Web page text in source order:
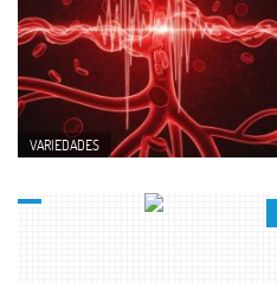
VARIEDADES